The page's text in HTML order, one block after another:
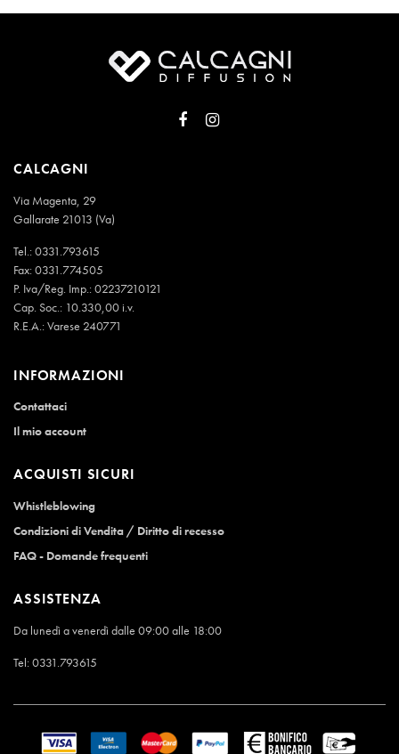
CALCAGNI
Via Magenta, 29
Gallarate 21013 (Va)
Tel.:0331.793615
Fax: 0331.774505
P. Iva/Reg. Imp.: 02237210121
Cap. Soc.: 10.330,00 i.v.
R.E.A.: Varese 240771
INFORMAZIONI
Contattaci
Il mio account
ACQUISTI SICURI
Whistleblowing
Condizioni di Vendita / Diritto di recesso
FAQ - Domande frequenti
ASSISTENZA
Da lunedì a venerdì dalle 09:00 alle 18:00
Tel:0331.793615